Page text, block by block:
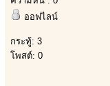
ออฟไลน์
กระทู้: 3
โพสต์: 0